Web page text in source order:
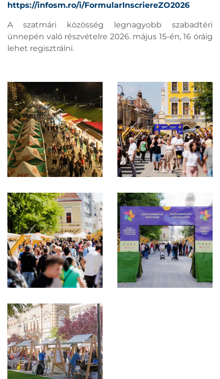
https://infosm.ro/i/FormularInscriereZO2026
A szatmári közösség legnagyobb szabadtéri
ünnepén való részvételre 2026. május 15-én, 16 óráig
lehet regisztrálni.